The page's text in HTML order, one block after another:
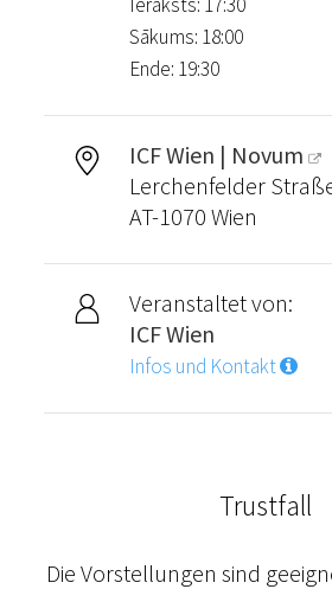
Sākums: 18:00
Ende: 19:30
ICF Wien | Novum
Lerchenfelder
AT-1070 Wien
Veranstaltet von:
ICF Wien
Infos und Kontakt
Trustfall
Die Vorstellungen sind